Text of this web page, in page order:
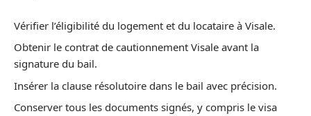
Vérifier l’éligibilité du logement et du locataire à Visale.
Obtenir le contrat de cautionnement Visale avant la
signature du bail.
Insérer la clause résolutoire dans le bail avec précision.
Conserver tous les documents signés, y compris le visa